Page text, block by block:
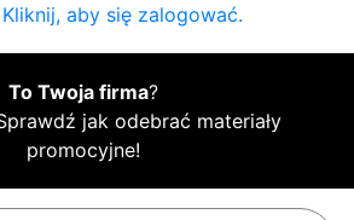
Kliknij, aby się zalogować.
To Twoja firma?
jak odebrać materiały
promocyjne!